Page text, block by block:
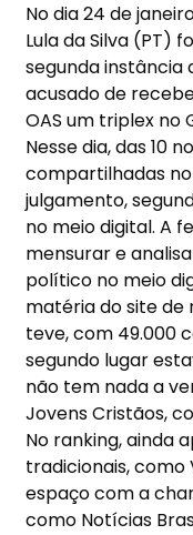
No dia 24 de
Lula da Silva (PT)
segunda instância
acusado de
OAS um triplex no
Nesse dia, das 10
compartilhadas
julgamento,
no meio digital. A
mensurar e
político no meio
matéria do site de
teve, com 49.000
segundo lugar
não tem nada a
Jovens Cristãos,
No ranking, ainda
tradicionais, como
espaço com a
como Notícias